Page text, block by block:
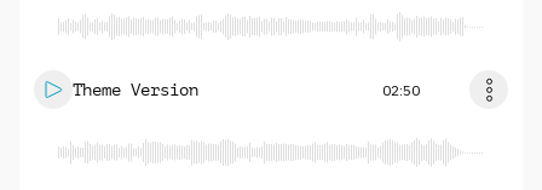
Theme Version 02:50